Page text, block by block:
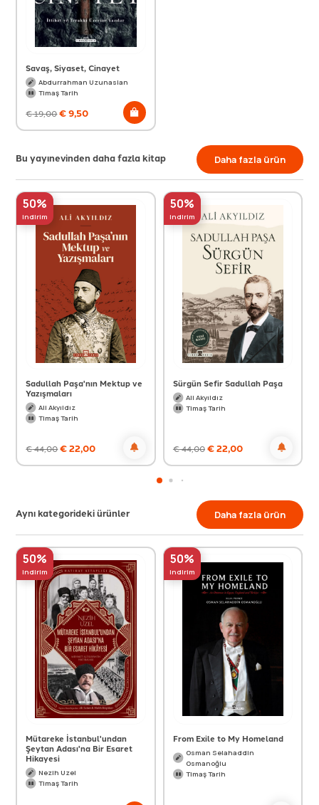
Savaş, Siyaset, Cinayet
Abdurrahman Uzunaslan
Timaş Tarih
€19,00€9,50
Bu yayınevinden daha fazla kitap Daha fazla ürün
50%
indirim
Sadullah Paşa'nın Mektup ve
Yazışmaları
Ali Akyıldız
Timaş Tarih
€44,00€22,00
50%
indirim
Sürgün Sefir Sadullah Paşa
Ali Akyıldız
Timaş Tarih
€44,00€22,00
Aynı kategorideki ürünler Daha fazla ürün
50%
indirim
Mütareke İstanbul'undan
Şeytan Adası'na Bir Esaret
Hikayesi
Nezih Uzel
Timaş Tarih
50%
indirim
From Exile to My Homeland
Osman Selahaddin
Osmanoğlu
Timaş Tarih